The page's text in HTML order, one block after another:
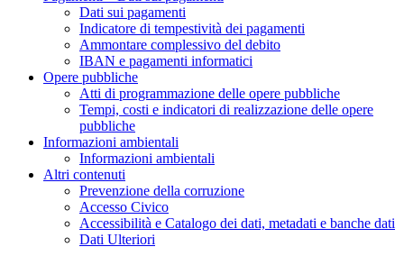
Dati sui pagamenti
Indicatore di tempestività dei pagamenti
Ammontare complessivo del debito
IBAN e pagamenti informatici
Opere pubbliche
Atti di programmazione delle opere pubbliche
Tempi, costi e indicatori di realizzazione delle opere
pubbliche
Informazioni ambientali
Informazioni ambientali
Altri contenuti
Prevenzione della corruzione
Accesso Civico
Accessibilità e Catalogo dei dati, metadati e banche dati
Dati Ulteriori